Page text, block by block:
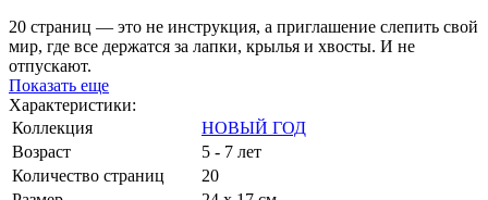
20 страниц — это не инструкция, а приглашение слепить свой
мир, где все держатся за лапки, крылья и хвосты. И не
отпускают.
Показать еще
Характеристики:
Коллекция
НОВЫЙ ГОД
Возраст
5 - 7 лет
Количество страниц
20